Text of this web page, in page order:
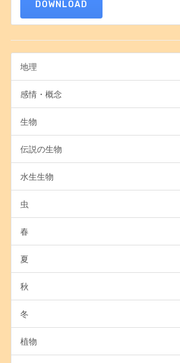
DOWNLOAD
地理
感情・概念
生物
伝説の生物
水生生物
虫
春
夏
秋
冬
植物